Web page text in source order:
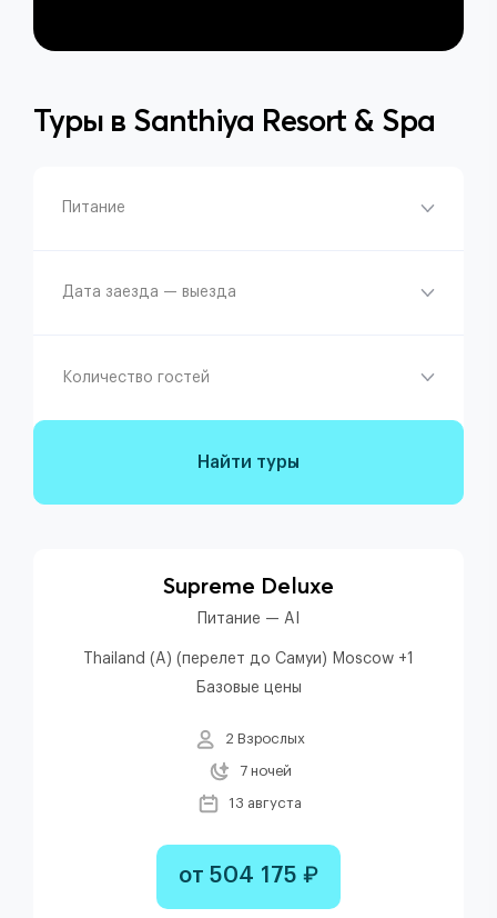
Туры в Santhiya Resort & Spa
Питание
Дата заезда — выезда
Количество гостей
Найти туры
Supreme Deluxe
Питание — AI
Thailand (A) (перелет до Самуи) Moscow +1
Базовые цены
2 Взрослых
7 ночей
13 августа
от 504 175 ₽